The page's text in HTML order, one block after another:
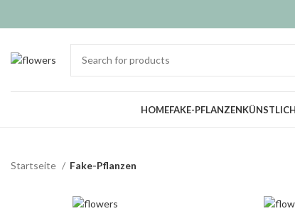
HOMEFAKE-PFLANZEN
Startseite Fake-Pflanzen